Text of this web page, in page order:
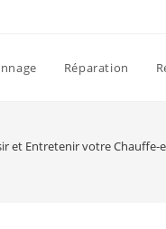
Réparation
et Entretenir votre Chauffe-